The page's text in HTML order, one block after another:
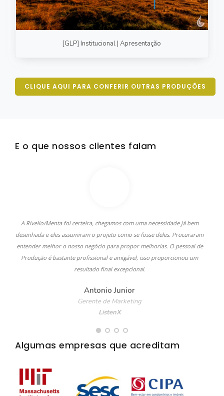
[GLP] Institucional | Apresentação
CLIQUE AQUI PARA CONFERIR OUTRAS PRODUÇÕES
E o que nossos clientes falam
A Rivello/Menta foi certeira, chegamos com uma necessidade já bem
desenhada e eles assumiram o projeto como se fosse deles. Procuraram
entender melhor o nosso negócio para propor melhorias. O pessoal de
Produção é bastante profissional e amigável, isso proporcionou um
resultado final excepcional.
Antonio Junior
Gerente de Marketing
ListenX
Algumas empresas que acreditam